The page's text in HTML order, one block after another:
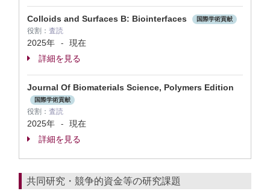
Colloids and Surfaces B: Biointerfaces 国際学術貢献
役割： 査読
2025年 -
現在
詳細を見る
Journal Of Biomaterials Science, Polymers Edition
国際学術貢献
役割： 査読
2025年 -
現在
詳細を見る
共同研究・競争的資金等の研究課題